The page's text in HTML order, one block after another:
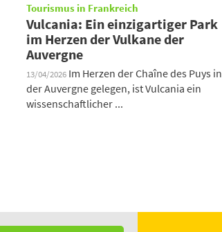
Tourismus in Frankreich
Vulcania: Ein einzigartiger Park
im Herzen der Vulkane der
Auvergne
13/04/2026 Im Herzen der Chaîne des Puys in
der Auvergne gelegen, ist Vulcania ein
wissenschaftlicher ...